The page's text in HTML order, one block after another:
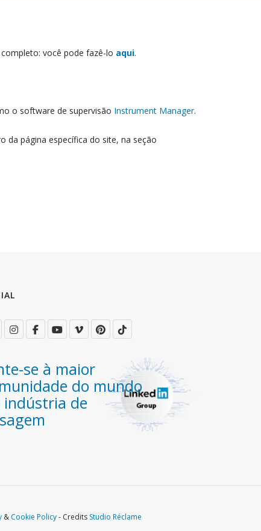
você pode fazê-lo aqui.
o software de supervisão Instrument Manager.
da página específica do site, na seção
se à maior
do mundo
indústria de
& Cookie Policy- Credits Studio Réclame